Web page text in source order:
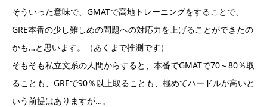
そういった意味で、GMATで高地トレーニングをすることで、
GRE本番の少し難しめの問題への対応力を上げることができたの
かも…と思います。（あくまで推測です）
そもそも私立文系の人間からすると、本番でGMATで70～80％取
ることも、GREで90％以上取ることも、極めてハードルが高いと
いう前提はありますが…。